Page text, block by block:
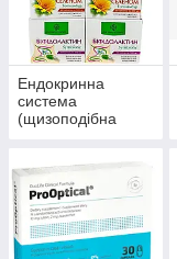
Ендокринна
система
(щизоподібна